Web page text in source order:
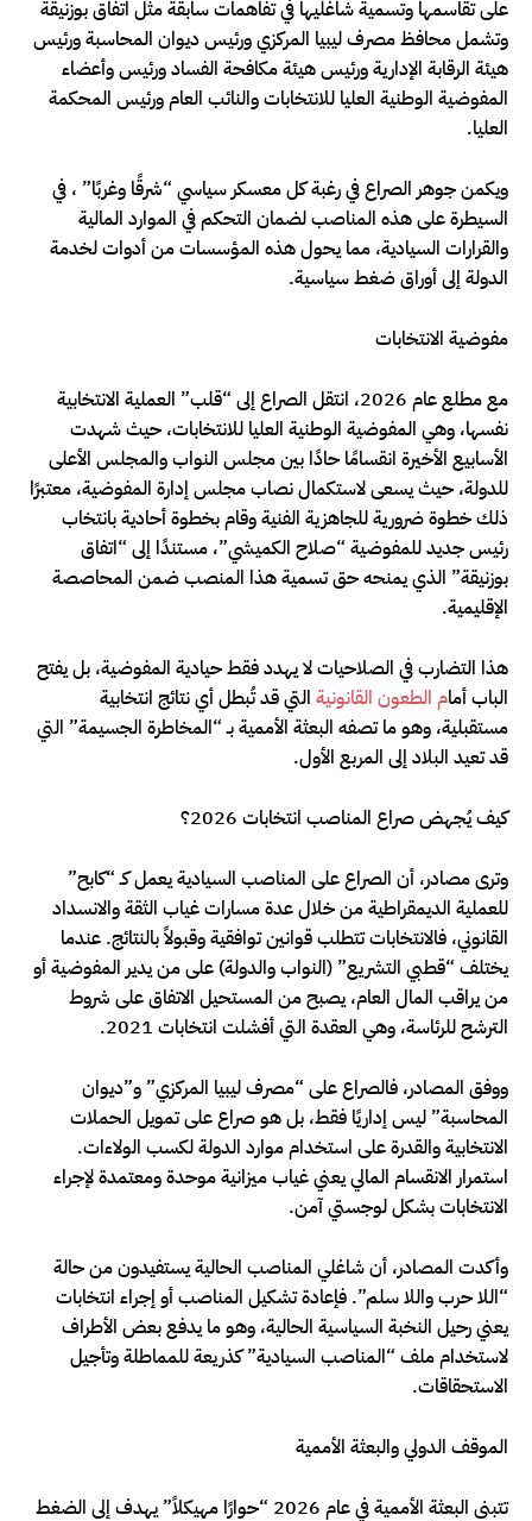
على تقاسمها وتسمية شاغليها في تفاهمات سابقة مثل اتفاق بوزنيقة
وتشمل محافظ مصرف ليبيا المركزي ورئيس ديوان المحاسبة ورئيس
هيئة الرقابة الإدارية ورئيس هيئة مكافحة الفساد ورئيس وأعضاء
المفوضية الوطنية العليا للانتخابات والنائب العام ورئيس المحكمة
العليا.
ويكمن جوهر الصراع في رغبة كل معسكر سياسي “شرقًا وغربًا” ، في
السيطرة على هذه المناصب لضمان التحكم في الموارد المالية
والقرارات السيادية، مما يحول هذه المؤسسات من أدوات لخدمة
الدولة إلى أوراق ضغط سياسية.
مفوضية الانتخابات
مع مطلع عام 2026، انتقل الصراع إلى “قلب” العملية الانتخابية
نفسها، وهي المفوضية الوطنية العليا للانتخابات، حيث شهدت
الأسابيع الأخيرة انقسامًا حادًا بين مجلس النواب والمجلس الأعلى
للدولة، حيث يسعى لاستكمال نصاب مجلس إدارة المفوضية، معتبرًا
ذلك خطوة ضرورية للجاهزية الفنية وقام بخطوة أحادية بانتخاب
رئيس جديد للمفوضية “صلاح الكميشي”، مستندًا إلى “اتفاق
بوزنيقة” الذي يمنحه حق تسمية هذا المنصب ضمن المحاصصة
الإقليمية.
هذا التضارب في الصلاحيات لا يهدد فقط حيادية المفوضية، بل يفتح
الباب أمام الطعون القانونية التي قد تُبطل أي نتائج انتخابية
مستقبلية، وهو ما تصفه البعثة الأممية بـ “المخاطرة الجسيمة” التي
قد تعيد البلاد إلى المربع الأول.
كيف يُجهض صراع المناصب انتخابات 2026؟
وترى مصادر، أن الصراع على المناصب السيادية يعمل كـ “كابح”
للعملية الديمقراطية من خلال عدة مسارات غياب الثقة والانسداد
القانوني، فالانتخابات تتطلب قوانين توافقية وقبولاً بالنتائج. عندما
يختلف “قطبي التشريع” (النواب والدولة) على من يدير المفوضية أو
من يراقب المال العام، يصبح من المستحيل الاتفاق على شروط
الترشح للرئاسة، وهي العقدة التي أفشلت انتخابات 2021.
ووفق المصادر، فالصراع على “مصرف ليبيا المركزي” و”ديوان
المحاسبة” ليس إداريًا فقط، بل هو صراع على تمويل الحملات
الانتخابية والقدرة على استخدام موارد الدولة لكسب الولاءات.
استمرار الانقسام المالي يعني غياب ميزانية موحدة ومعتمدة لإجراء
الانتخابات بشكل لوجستي آمن.
وأكدت المصادر، أن شاغلي المناصب الحالية يستفيدون من حالة
“اللا حرب واللا سلم”. فإعادة تشكيل المناصب أو إجراء انتخابات
يعني رحيل النخبة السياسية الحالية، وهو ما يدفع بعض الأطراف
لاستخدام ملف “المناصب السيادية” كذريعة للمماطلة وتأجيل
الاستحقاقات.
الموقف الدولي والبعثة الأممية
تتبنى البعثة الأممية في عام 2026 “حوارًا مهيكلاً” يهدف إلى الضغط